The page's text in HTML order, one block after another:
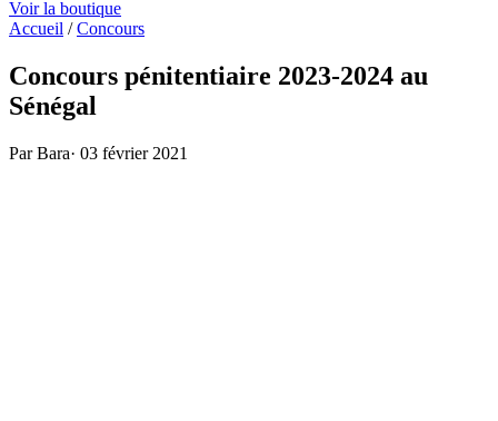
Voir la boutique
Accueil / Concours
Concours pénitentiaire 2023-2024 au
Sénégal
Par Bara· 03 février 2021